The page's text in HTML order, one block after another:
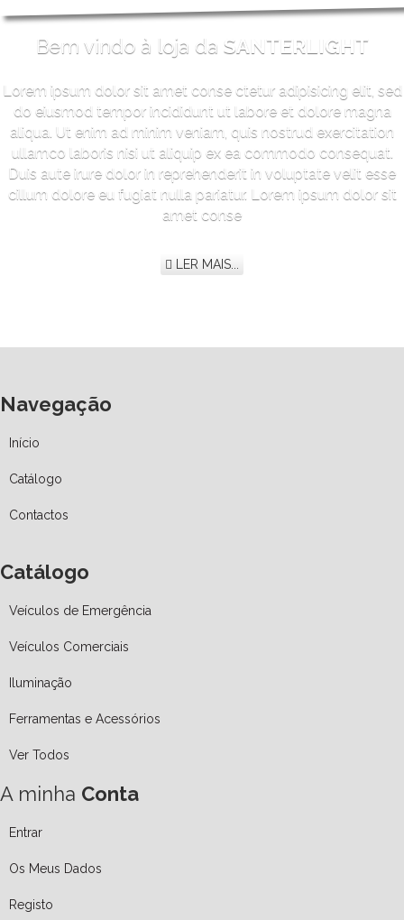
Bem vindo à loja da SANTERLIGHT
Lorem ipsum dolor sit amet conse ctetur adipisicing elit, sed
do eiusmod tempor incididunt ut labore et dolore magna
aliqua. Ut enim ad minim veniam, quis nostrud exercitation
ullamco laboris nisi ut aliquip ex ea commodo consequat.
Duis aute irure dolor in reprehenderit in voluptate velit esse
cillum dolore eu fugiat nulla pariatur. Lorem ipsum dolor sit
amet conse
LER MAIS...
Navegação
Início
Catálogo
Contactos
Catálogo
Veículos de Emergência
Veículos Comerciais
Iluminação
Ferramentas e Acessórios
Ver Todos
A minha Conta
Entrar
Os Meus Dados
Registo